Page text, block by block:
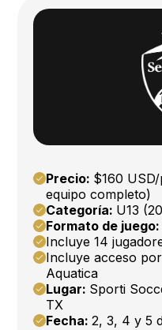
Precio: $160
equipo completo)
Categoría: U13
Formato de
Incluye 14
Incluye acceso
Aquatica
Lugar: Sporti
TX
Fecha:2, 3, 4 y 5